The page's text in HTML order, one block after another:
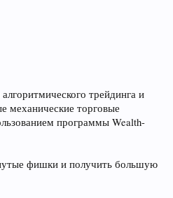
трейдинга и
механические торговые
программы Wealth-
фишки и получить большую